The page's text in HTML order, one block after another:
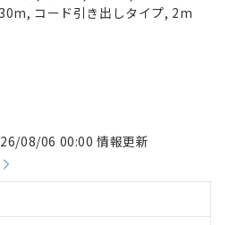
30m, コード引き出しタイプ, 2m
08/06 00:00 情報更新